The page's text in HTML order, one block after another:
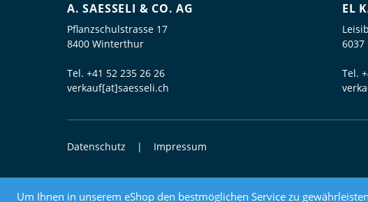
Um Ihnen in unserem eShop den bestmöglichen Service zu
A. SAESSELI & CO. AG
Pflanzschulstrasse 17
8400 Winterthur
Tel. +41 52 235 26 26
verkauf[at]saesseli.ch
EL
6037
Tel.
Datenschutz Impressum